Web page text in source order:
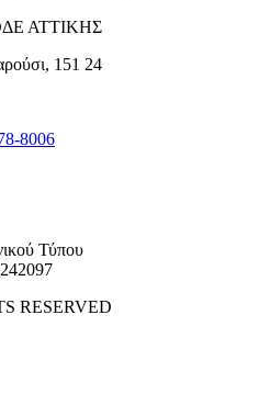
ΑΤΤΙΚΗΣ
151 24
8006
Τύπου
RESERVED